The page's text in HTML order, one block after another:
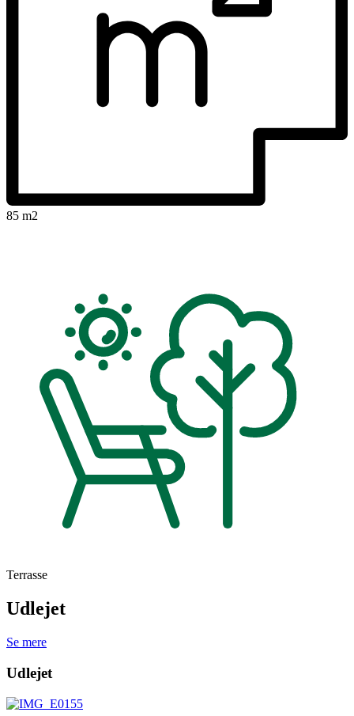
85 m2
Terrasse
Udlejet
Se mere
Udlejet